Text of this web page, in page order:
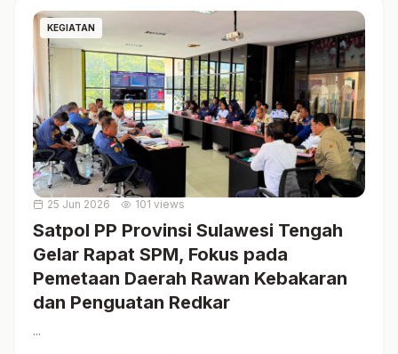
KEGIATAN
25 Jun 2026 101 views
Satpol PP Provinsi Sulawesi Tengah
Gelar Rapat SPM, Fokus pada
Pemetaan Daerah Rawan Kebakaran
dan Penguatan Redkar
...